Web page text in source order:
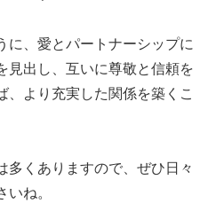
に、愛とパートナーシップに
見出し、互いに尊敬と信頼を
、より充実した関係を築くこ
多くありますので、ぜひ日々
ね。